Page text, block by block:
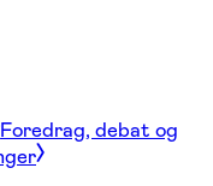
Foredrag, debat og